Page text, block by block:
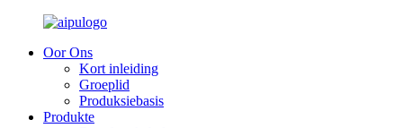
Oor Ons
Kort inleiding
Groeplid
Produksiebasis
Produkte